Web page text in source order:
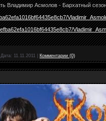
Владимир Асмолов - Бархатный
Дата: 11.11.2011 Комментарии (0)